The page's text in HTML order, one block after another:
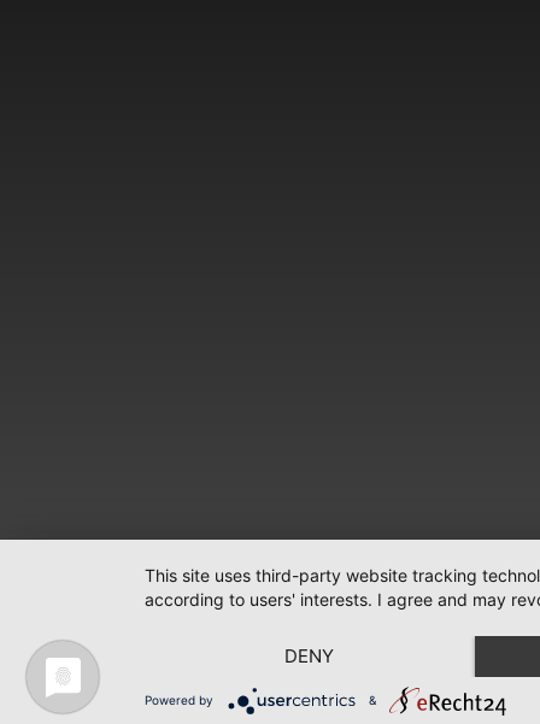
This site uses third-party website tracking
according to users' interests. I agree and may
DENY
Powered by &